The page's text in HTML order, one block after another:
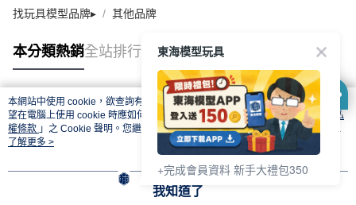
找玩具模型品牌▸ 其他品牌
本分類熱銷全站排行
熱門標籤
本網站中使用 cookie，欲查詢有關本網站使用 cookie 方式之詳情，及若您不希
望在電腦上使用 cookie 時應如何變更電腦的 cookie 設定，請參閱本網站「
隱私
權條款 」之 Cookie 聲明。您繼續使用本網站即表示您同意本公司得按本網站使
用條款之 Cookie 聲明使用 cookie。
了解更多 >
我知道了
東海模型玩具
+完成會員資料 新手大禮包350